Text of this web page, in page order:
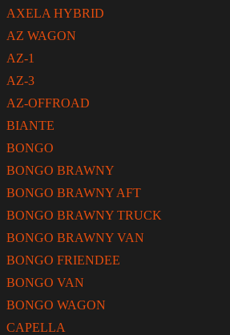
AXELA HYBRID
AZ WAGON
AZ-1
AZ-3
AZ-OFFROAD
BIANTE
BONGO
BONGO BRAWNY
BONGO BRAWNY AFT
BONGO BRAWNY TRUCK
BONGO BRAWNY VAN
BONGO FRIENDEE
BONGO VAN
BONGO WAGON
CAPELLA